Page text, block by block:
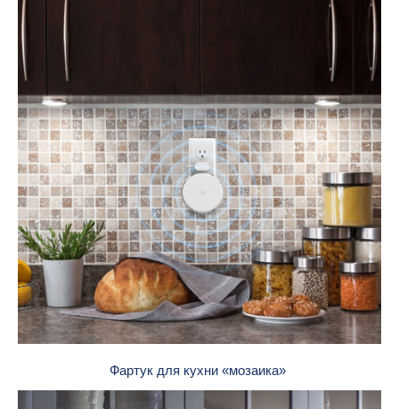
Фартук для кухни «мозаика»